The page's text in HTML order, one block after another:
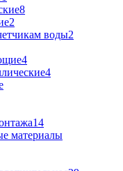
8
2
воды2
4
4
14
материалы